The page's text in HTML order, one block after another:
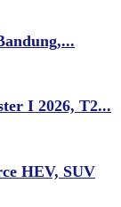
I 2026, T2...
HEV, SUV